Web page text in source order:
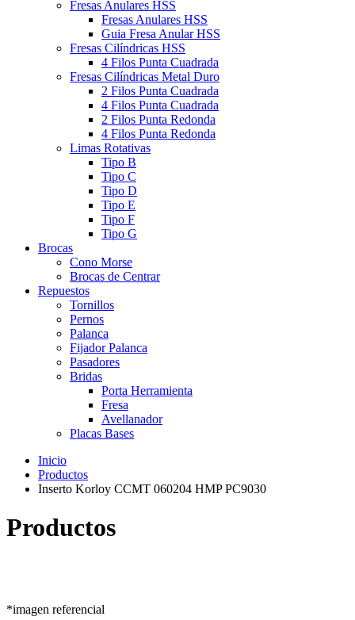
Fresas Anulares HSS
Fresas Anulares HSS
Guia Fresa Anular HSS
Fresas Cilíndricas HSS
4 Filos Punta Cuadrada
Fresas Cilíndricas Metal Duro
2 Filos Punta Cuadrada
4 Filos Punta Cuadrada
2 Filos Punta Redonda
4 Filos Punta Redonda
Limas Rotativas
Tipo B
Tipo C
Tipo D
Tipo E
Tipo F
Tipo G
Brocas
Cono Morse
Brocas de Centrar
Repuestos
Tornillos
Pernos
Palanca
Fijador Palanca
Pasadores
Bridas
Porta Herramienta
Fresa
Avellanador
Placas Bases
Inicio
Productos
Inserto Korloy CCMT 060204 HMP PC9030
Productos
*imagen referencial